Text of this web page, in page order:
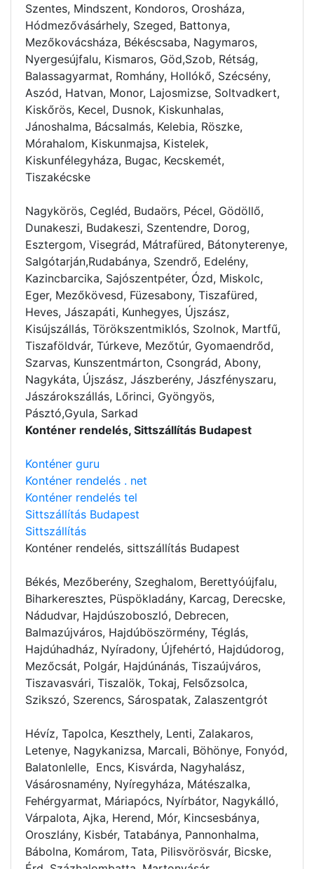
Szentes, Mindszent, Kondoros, Orosháza,
Hódmezővásárhely, Szeged, Battonya,
Mezőkovácsháza, Békéscsaba, Nagymaros,
Nyergesújfalu, Kismaros, Göd,Szob, Rétság,
Balassagyarmat, Romhány, Hollókő, Szécsény,
Aszód, Hatvan, Monor, Lajosmizse, Soltvadkert,
Kiskőrös, Kecel, Dusnok, Kiskunhalas,
Jánoshalma, Bácsalmás, Kelebia, Röszke,
Mórahalom, Kiskunmajsa, Kistelek,
Kiskunfélegyháza, Bugac, Kecskemét,
Tiszakécske
Nagykörös, Cegléd, Budaörs, Pécel, Gödöllő,
Dunakeszi, Budakeszi, Szentendre, Dorog,
Esztergom, Visegrád, Mátrafüred, Bátonyterenye,
Salgótarján,Rudabánya, Szendrő, Edelény,
Kazincbarcika, Sajószentpéter, Ózd, Miskolc,
Eger, Mezőkövesd, Füzesabony, Tiszafüred,
Heves, Jászapáti, Kunhegyes, Újszász,
Kisújszállás, Törökszentmiklós, Szolnok, Martfű,
Tiszaföldvár, Túrkeve, Mezőtúr, Gyomaendrőd,
Szarvas, Kunszentmárton, Csongrád, Abony,
Nagykáta, Újszász, Jászberény, Jászfényszaru,
Jászárokszállás, Lőrinci, Gyöngyös,
Pásztó,Gyula, Sarkad
Konténer rendelés, Sittszállítás Budapest
Konténer guru
Konténer rendelés . net
Konténer rendelés tel
Sittszállítás Budapest
Sittszállítás
Konténer rendelés, sittszállítás Budapest
Békés, Mezőberény, Szeghalom, Berettyóújfalu,
Biharkeresztes, Püspökladány, Karcag, Derecske,
Nádudvar, Hajdúszoboszló, Debrecen,
Balmazújváros, Hajdúböszörmény, Téglás,
Hajdúhadház, Nyíradony, Újfehértó, Hajdúdorog,
Mezőcsát, Polgár, Hajdúnánás, Tiszaújváros,
Tiszavasvári, Tiszalök, Tokaj, Felsőzsolca,
Szikszó, Szerencs, Sárospatak, Zalaszentgrót
Hévíz, Tapolca, Keszthely, Lenti, Zalakaros,
Letenye, Nagykanizsa, Marcali, Böhönye, Fonyód,
Balatonlelle, Encs, Kisvárda, Nagyhalász,
Vásárosnamény, Nyíregyháza, Mátészalka,
Fehérgyarmat, Máriapócs, Nyírbátor, Nagykálló,
Várpalota, Ajka, Herend, Mór, Kincsesbánya,
Oroszlány, Kisbér, Tatabánya, Pannonhalma,
Bábolna, Komárom, Tata, Pilisvörösvár, Bicske,